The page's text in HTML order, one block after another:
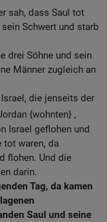
sah, dass Saul tot
Schwert und starb
drei Söhne und sein
Männer zugleich an
die jenseits der
{wohnten} ,
Israel geflohen und
tot waren, da
flohen. Und die
darin.
Tag, da kamen
Saul und seine